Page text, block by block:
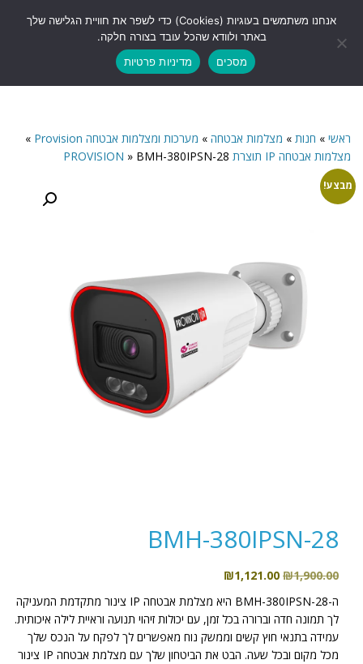
תפריט
ראשי » חנות » מצלמות אבטחה » מערכות ומצלמות אבטחה Provision
»
מצלמות אבטחה IP תוצרת PROVISION
» BMH-380IPSN-28
מבצע!
BMH-380IPSN-28
₪1,900.00
המחיר
היה:
₪1,900.00.
₪1,121.00
הוא:
₪1,121.00.
ה-BMH-380IPSN-28 היא מצלמת אבטחה IP צינור מתקדמת המעניקה
לך תמונה חדה וברורה בכל זמן, עם יכולות זיהוי תנועה וראיית לילה איכותית.
עמידה בתנאי חוץ קשים וממשק נוח מאפשרים לך לפקח על הנכס שלך
מכל מקום ובכל שעה. הבט את הביטחון שלך עם מצלמת אבטחה IP צינור
אנחנו משתמשים בעוגיות (Cookies) כדי לשפר את חוויית הגלישה שלך
באתר ולוודא שהכל עובד בצורה חלקה.
מסכים
מדיניות פרטיות